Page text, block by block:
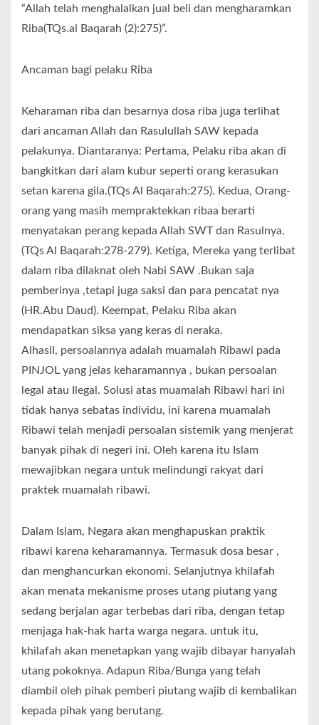
“Allah telah menghalalkan jual beli dan mengharamkan
Riba(TQs.al Baqarah (2):275)”.
Ancaman bagi pelaku Riba
Keharaman riba dan besarnya dosa riba juga terlihat
dari ancaman Allah dan Rasulullah SAW kepada
pelakunya. Diantaranya: Pertama, Pelaku riba akan di
bangkitkan dari alam kubur seperti orang kerasukan
setan karena gila.(TQs Al Baqarah:275). Kedua, Orang-
orang yang masih mempraktekkan ribaa berarti
menyatakan perang kepada Allah SWT dan Rasulnya.
(TQs Al Baqarah:278-279). Ketiga, Mereka yang terlibat
dalam riba dilaknat oleh Nabi SAW .Bukan saja
pemberinya ,tetapi juga saksi dan para pencatat nya
(HR.Abu Daud). Keempat, Pelaku Riba akan
mendapatkan siksa yang keras di neraka.
Alhasil, persoalannya adalah muamalah Ribawi pada
PINJOL yang jelas keharamannya , bukan persoalan
legal atau Ilegal. Solusi atas muamalah Ribawi hari ini
tidak hanya sebatas individu, ini karena muamalah
Ribawi telah menjadi persoalan sistemik yang menjerat
banyak pihak di negeri ini. Oleh karena itu Islam
mewajibkan negara untuk melindungi rakyat dari
praktek muamalah ribawi.
Dalam Islam, Negara akan menghapuskan praktik
ribawi karena keharamannya. Termasuk dosa besar ,
dan menghancurkan ekonomi. Selanjutnya khilafah
akan menata mekanisme proses utang piutang yang
sedang berjalan agar terbebas dari riba, dengan tetap
menjaga hak-hak harta warga negara. untuk itu,
khilafah akan menetapkan yang wajib dibayar hanyalah
utang pokoknya. Adapun Riba/Bunga yang telah
diambil oleh pihak pemberi piutang wajib di kembalikan
kepada pihak yang berutang.